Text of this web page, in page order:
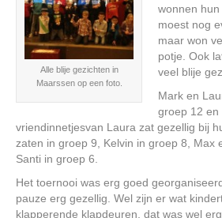
Alle blije gezichten in
Maarssen op een foto.
wonnen
moest nog
maar won
potje. Ook
veel blije
Mark en
groep 12 en
vriendinnetjesvan Laura zat gezellig bij
zaten in groep 9, Kelvin in groep 8, Max
Santi in groep 6.
Het toernooi was erg goed
pauze erg gezellig. Wel zijn er wat
klapperende klapdeuren, dat was wel